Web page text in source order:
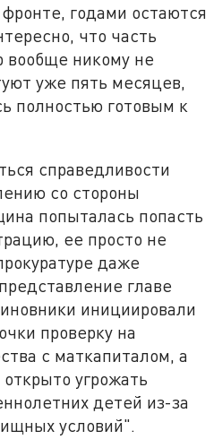
годами остаются
что часть
вообще никому не
уже пять месяцев,
полностью готовым к
справедливости
со стороны
попыталась попасть
ее просто не
даже
главе
инициировали
проверку на
с маткапиталом, а
угрожать
детей из-за
условий".